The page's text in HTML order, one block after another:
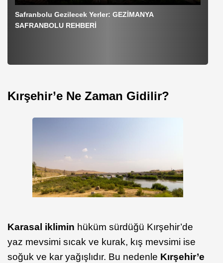
Safranbolu Gezilecek Yerler: GEZİMANYA
SAFRANBOLU REHBERİ
Kırşehir’e Ne Zaman Gidilir?
Karasal iklimin hüküm sürdüğü Kırşehir’de
yaz mevsimi sıcak ve kurak, kış mevsimi ise
soğuk ve kar yağışlıdır. Bu nedenle Kırşehir’e